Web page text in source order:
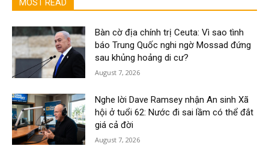
MOST READ
Bàn cờ địa chính trị Ceuta: Vì sao tình
báo Trung Quốc nghi ngờ Mossad đứng
sau khủng hoảng di cư?
August 7, 2026
Nghe lời Dave Ramsey nhận An sinh Xã
hội ở tuổi 62: Nước đi sai lầm có thể đắt
giá cả đời
August 7, 2026